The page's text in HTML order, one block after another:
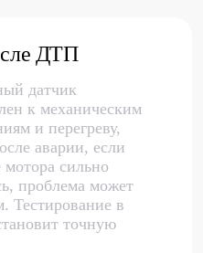
ДТП
датчик
к механическим
и перегреву,
аварии, если
мотора сильно
проблема может
Тестирование в
точную